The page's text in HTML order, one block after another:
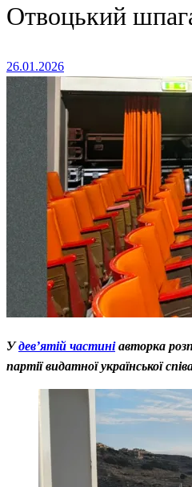
Отвоцький
Posted
26.01.2026
Удев’ятій частиніавторка
партії видатної української